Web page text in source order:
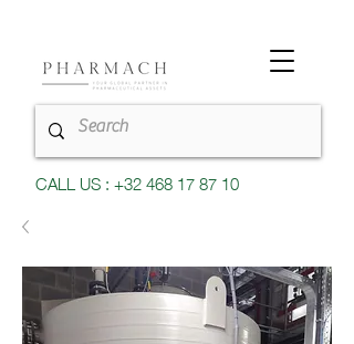
CALL US : +32 468 17 87 10